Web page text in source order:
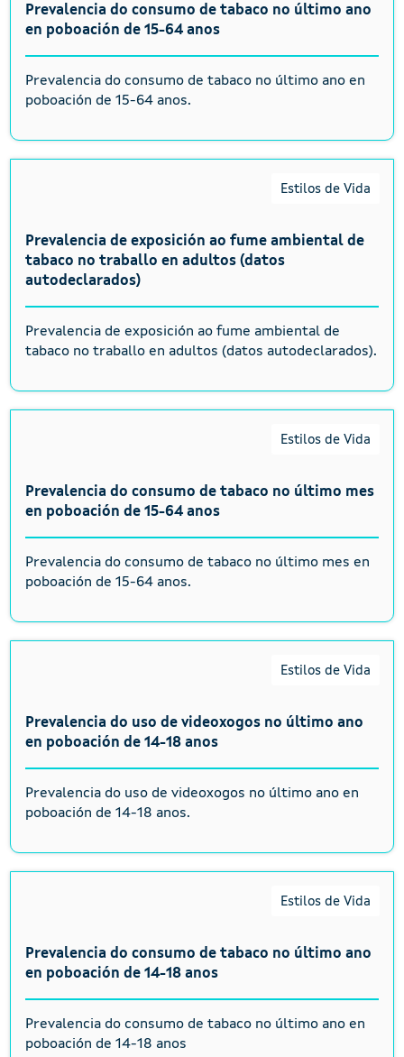
Prevalencia do consumo de tabaco no último ano
en poboación de 15-64 anos
Prevalencia do consumo de tabaco no último ano en
poboación de 15-64 anos.
Estilos de Vida
Prevalencia de exposición ao fume ambiental de
tabaco no traballo en adultos (datos
autodeclarados)
Prevalencia de exposición ao fume ambiental de
tabaco no traballo en adultos (datos autodeclarados).
Estilos de Vida
Prevalencia do consumo de tabaco no último mes
en poboación de 15-64 anos
Prevalencia do consumo de tabaco no último mes en
poboación de 15-64 anos.
Estilos de Vida
Prevalencia do uso de videoxogos no último ano
en poboación de 14-18 anos
Prevalencia do uso de videoxogos no último ano en
poboación de 14-18 anos.
Estilos de Vida
Prevalencia do consumo de tabaco no último ano
en poboación de 14-18 anos
Prevalencia do consumo de tabaco no último ano en
poboación de 14-18 anos